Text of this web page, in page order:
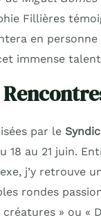
Fillières
en
immense
par le
18 au 21 juin.
j’y retrouve
rondes
créatures » ou «